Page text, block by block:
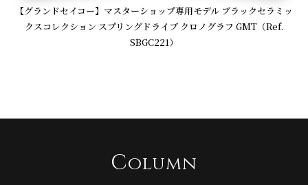
【グランドセイコー】マスターショップ専用モデル ブラックセラミッ
クスコレクション スプリングドライブ クロノグラフ GMT（Ref.
SBGC221）
Column